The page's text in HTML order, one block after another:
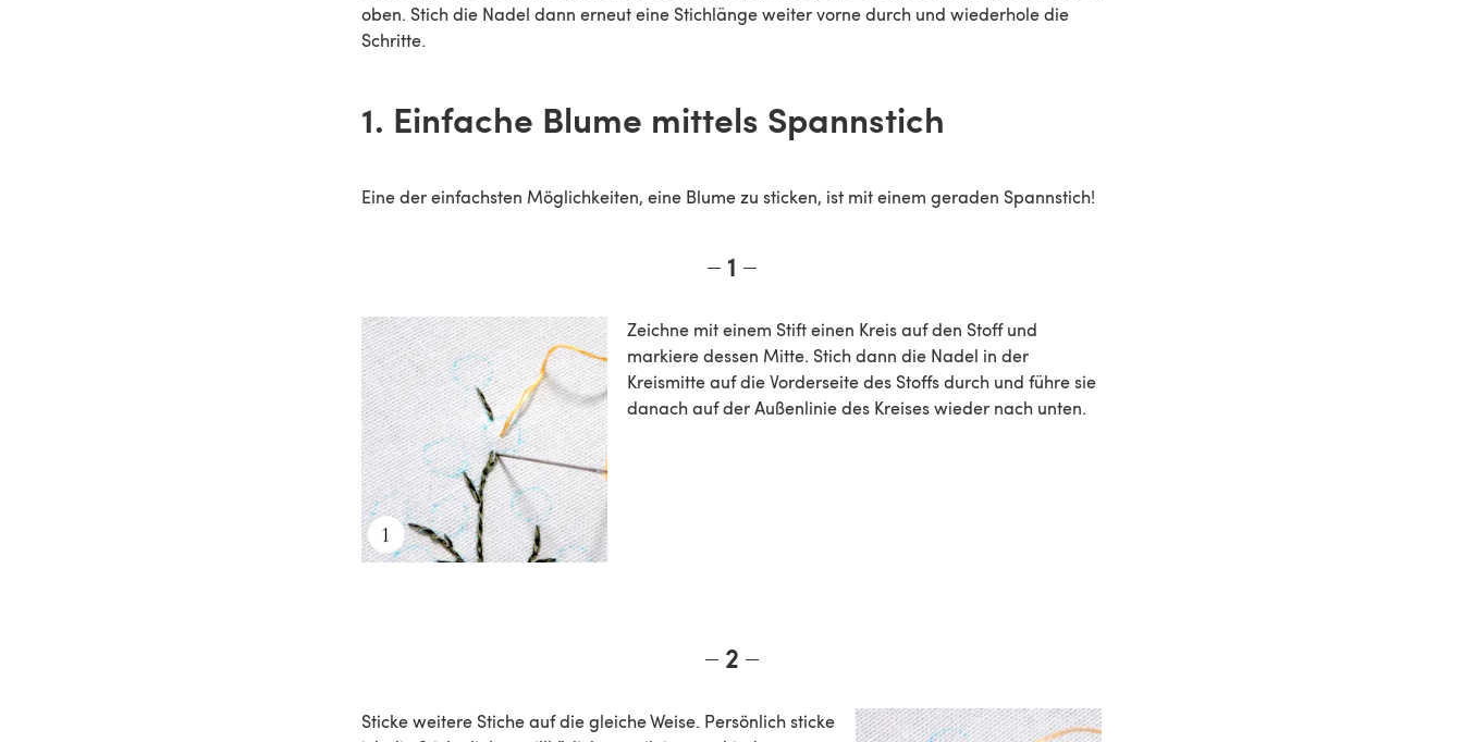
oben. Stich die Nadel dann erneut eine Stichlänge weiter vorne durch und wiederhole die
Schritte.
1. Einfache Blume mittels Spannstich
Eine der einfachsten Möglichkeiten, eine Blume zu sticken, ist mit einem geraden Spannstich!
1
Zeichne mit einem Stift einen Kreis auf den Stoff und
markiere dessen Mitte. Stich dann die Nadel in der
Kreismitte auf die Vorderseite des Stoffs durch und führe sie
danach auf der Außenlinie des Kreises wieder nach unten.
2
Sticke weitere Stiche auf die gleiche Weise. Persönlich sticke